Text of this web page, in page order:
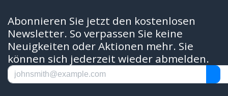
Abonnieren Sie jetzt den kostenlosen
Newsletter. So verpassen Sie keine
Neuigkeiten oder Aktionen mehr. Sie
können sich jederzeit wieder abmelden.